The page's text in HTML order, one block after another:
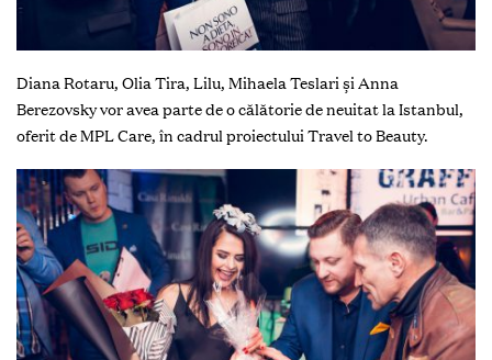
Diana Rotaru, Olia Tira, Lilu, Mihaela Teslari și Anna
Berezovsky vor avea parte de o călătorie de neuitat la Istanbul,
oferit de MPL Care, în cadrul proiectului Travel to Beauty.